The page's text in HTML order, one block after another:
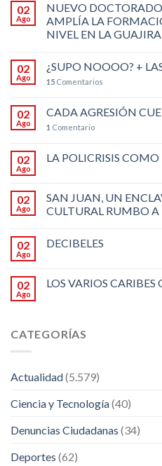
02
Ago
NUEVO
AMPLÍA LA
NIVEL EN LA GUAJIRA
02
Ago
¿SUPO NOOOO? +
15 Comentarios
02
Ago
CADA AGRESIÓN
1 Comentario
02
Ago
LA POLICRISIS
02
Ago
SAN JUAN, UN
CULTURAL RUMBO
02
Ago
DECIBELES
02
Ago
LOS VARIOS CARIBES
CATEGORÍAS
Actualidad(5.579)
Ciencia y Tecnología(40)
Denuncias Ciudadanas (34)
Deportes (62)